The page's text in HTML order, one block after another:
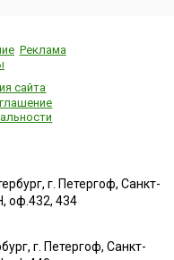
Реклама
сайта
г. Петергоф, Санкт-
оф.432, 434
г. Петергоф, Санкт-